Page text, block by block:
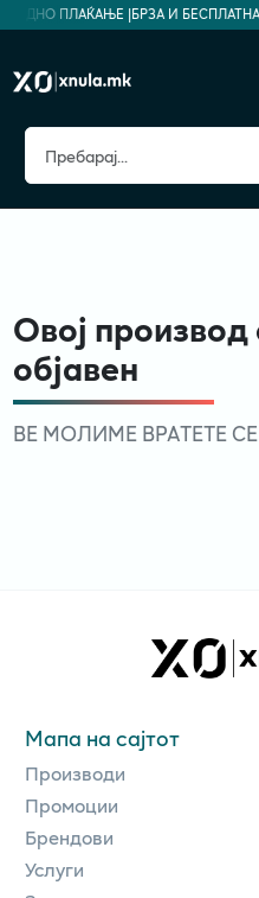
ПЛАЌАЊЕ | БРЗА И
Овој
објавен
ВЕ МОЛИМЕ ВРАТЕТЕ
Мапа на сајтот
Производи
Промоции
Брендови
Услуги